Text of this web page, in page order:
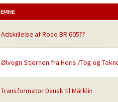
EMNE
Adskillelse af Roco BR 605??
Ølvogn Stjernen fra Heris /Tog og
Transformator Dansk til Märklin